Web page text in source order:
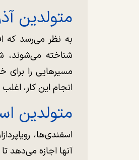
متولدین
به نظر می‌رسد که
شناخته می‌شوند،
مسیر‌هایی را برای
انجام این کار،
متولدین
اسفندی‌ها،
آنها اجازه می‌دهد